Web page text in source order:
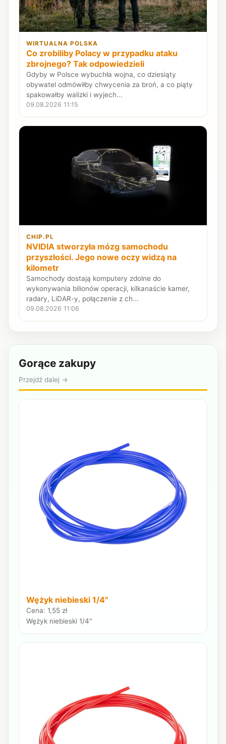
WIRTUALNA POLSKA
Co zrobiliby Polacy w przypadku ataku
zbrojnego? Tak odpowiedzieli
Gdyby w Polsce wybuchła wojna, co dziesiąty
obywatel odmówiłby chwycenia za broń, a co piąty
spakowałby walizki i wyjech...
09.08.2026 11:15
CHIP.PL
NVIDIA stworzyła mózg samochodu
przyszłości. Jego nowe oczy widzą na
kilometr
Samochody dostają komputery zdolne do
wykonywania bilionów operacji, kilkanaście kamer,
radary, LiDAR-y, połączenie z ch...
09.08.2026 11:06
Gorące zakupy
Przejdź dalej →
Wężyk niebieski 1/4"
Cena: 1,55 zł
Wężyk niebieski 1/4"